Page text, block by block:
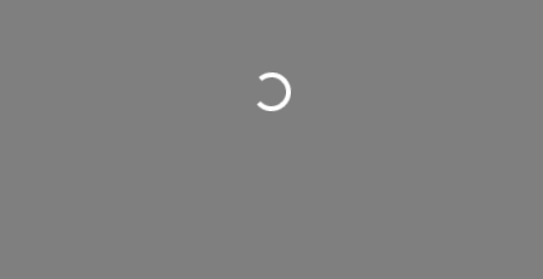
Loading...